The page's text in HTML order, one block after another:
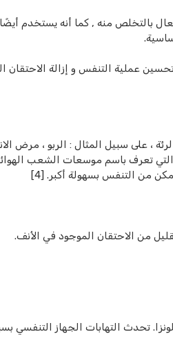
بالتخلص منه , كما أنه يستخدم
عملية التنفس و إزالة الاحتقان
، على سبيل المثال : الربو ، مرض
التي تعرف باسم موسعات الشعب
من التنفس بسهولة أكبر. [4]
من الاحتقان الموجود في الأنف.
تحدث التهابات الجهاز التنفسي